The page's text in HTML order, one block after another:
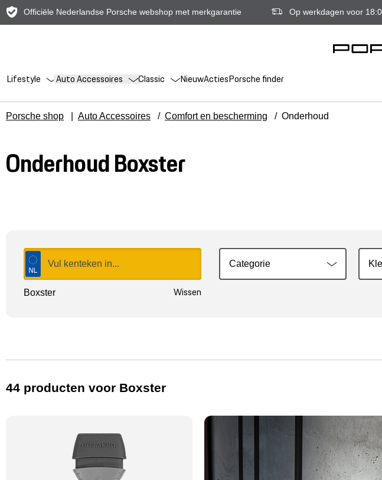
Officiële Nederlandse Porsche webshop met merkgarantie Op werkdagen voor
Lifestyle Auto Accessoires Classic NieuwActiesPorsche finder
Porsche shop Auto Accessoires / Comfort en bescherming / Onderhoud
Onderhoud Boxster
Boxster Wissen
Categorie
44 producten voor Boxster